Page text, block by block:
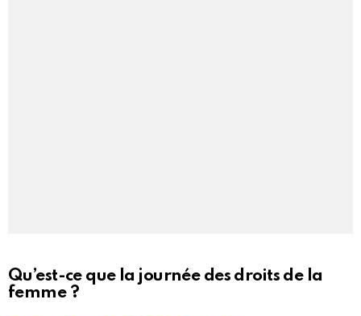
Qu’est-ce que la journée des droits de la
femme ?